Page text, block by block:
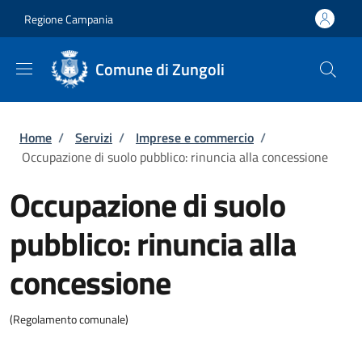
Regione Campania
Comune di Zungoli
Briciole di pane
Home / Servizi / Imprese e commercio /
Occupazione di suolo pubblico: rinuncia alla concessione
Occupazione di suolo
pubblico: rinuncia alla
concessione
(Regolamento comunale)